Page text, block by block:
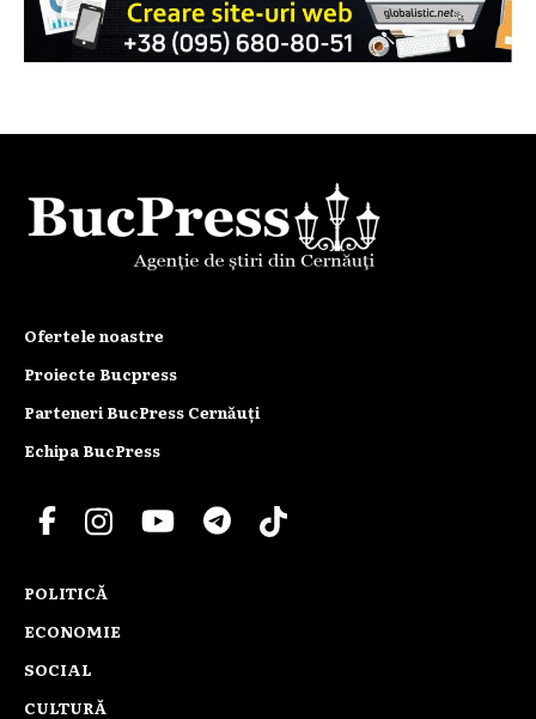
Ofertele noastre
Proiecte Bucpress
Parteneri BucPress Cernăuți
Echipa BucPress
POLITICĂ
ECONOMIE
SOCIAL
CULTURĂ